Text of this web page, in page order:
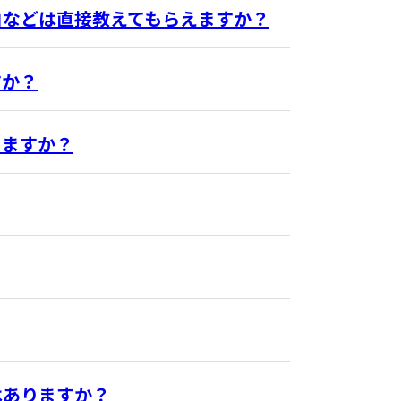
どは直接教えてもらえますか？
？
すか？
りますか？